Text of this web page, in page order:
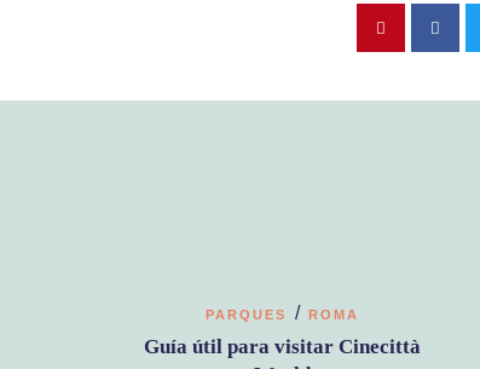
PARQUES / ROMA
Guía útil para visitar Cinecittà